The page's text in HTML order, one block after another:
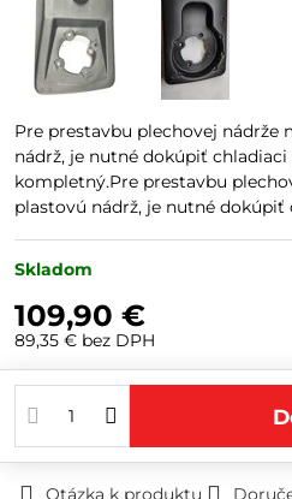
Pre prestavbu plechovej nádrže
nádrž, je nutné dokúpiť
kompletný.Pre prestavbu
plastovú nádrž, je nutné dokúpiť
Skladom
109,90 €
89,35 € bez DPH
Otázka k produktu